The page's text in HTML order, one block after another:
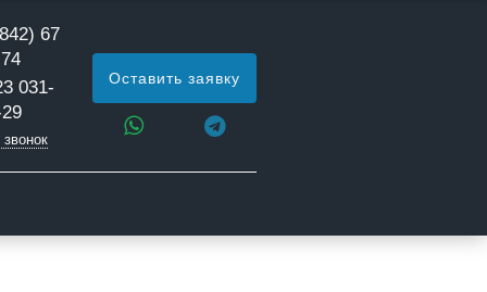
67
031-
звонок
Оставить заявку